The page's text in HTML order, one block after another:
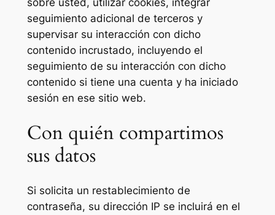
sobre usted, utilizar cookies, integrar
seguimiento adicional de terceros y
supervisar su interacción con dicho
contenido incrustado, incluyendo el
seguimiento de su interacción con dicho
contenido si tiene una cuenta y ha iniciado
sesión en ese sitio web.
Con quién compartimos
sus datos
Si solicita un restablecimiento de
contraseña, su dirección IP se incluirá en el